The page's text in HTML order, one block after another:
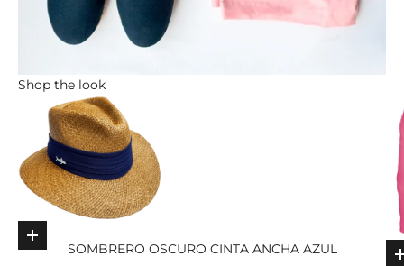
Shop the look
Elige opciones
SOMBRERO OSCURO CINTA ANCHA AZUL